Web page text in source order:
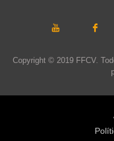
Copyright © 2019 FFCV.